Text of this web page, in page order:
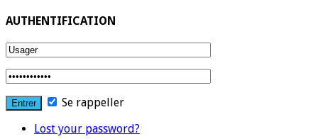
AUTHENTIFICATION
Se rappeller
Lost your password?